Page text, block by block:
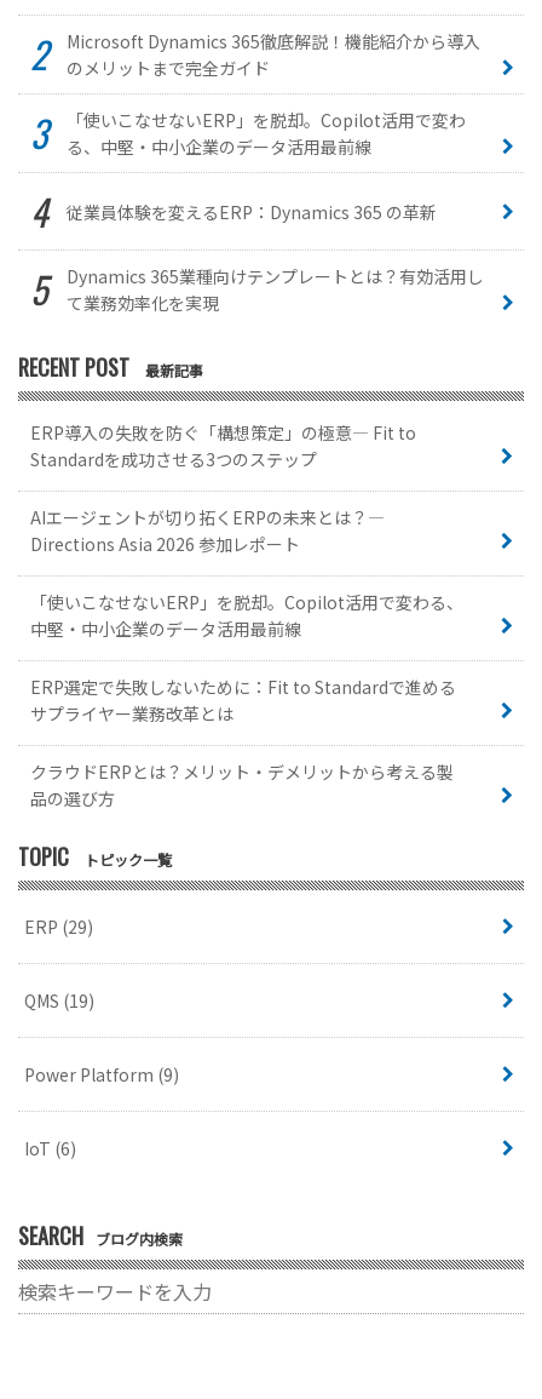
Microsoft Dynamics 365徹底解説！機能紹介から導入
のメリットまで完全ガイド
「使いこなせないERP」を脱却。Copilot活用で変わ
る、中堅・中小企業のデータ活用最前線
従業員体験を変えるERP：Dynamics 365 の革新
Dynamics 365業種向けテンプレートとは？有効活用し
て業務効率化を実現
RECENT POST 最新記事
ERP導入の失敗を防ぐ「構想策定」の極意— Fit to
Standardを成功させる3つのステップ
AIエージェントが切り拓くERPの未来とは？—
Directions Asia 2026 参加レポート
「使いこなせないERP」を脱却。Copilot活用で変わる、
中堅・中小企業のデータ活用最前線
ERP選定で失敗しないために：Fit to Standardで進める
サプライヤー業務改革とは
クラウドERPとは？メリット・デメリットから考える製
品の選び方
TOPIC トピック一覧
ERP (29)
QMS (19)
Power Platform (9)
IoT (6)
SEARCH ブログ内検索